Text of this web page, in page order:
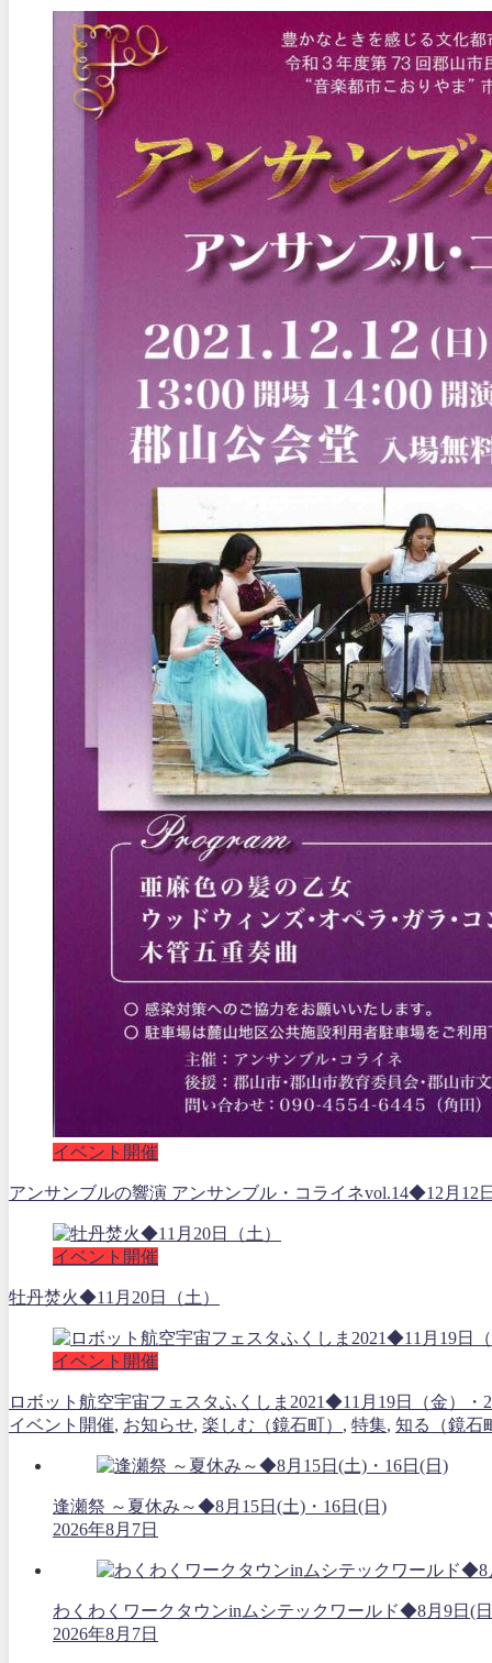
イベント開催
アンサンブルの響演 アンサンブル・コライネvol.14◆12月12
イベント開催
牡丹焚火◆11月20日（土）
イベント開催
ロボット航空宇宙フェスタふくしま2021◆11月19日（金
イベント開催, お知らせ, 楽しむ（鏡石町） , 特集, 知る（鏡石
逢瀬祭 ～夏休み～◆8月15日(土)・16日(日)
2026年8月7日
わくわくワークタウンinムシテックワールド◆8月9日(
2026年8月7日